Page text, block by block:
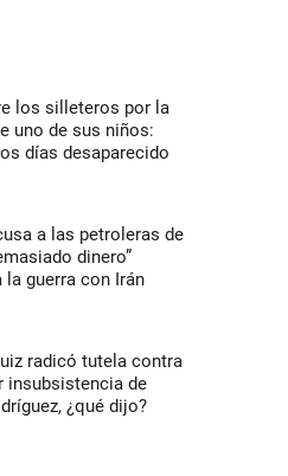
los silleteros por la
uno de sus niños:
días desaparecido
a las petroleras de
dinero”
la guerra con Irán
radicó tutela contra
insubsistencia de
¿qué dijo?